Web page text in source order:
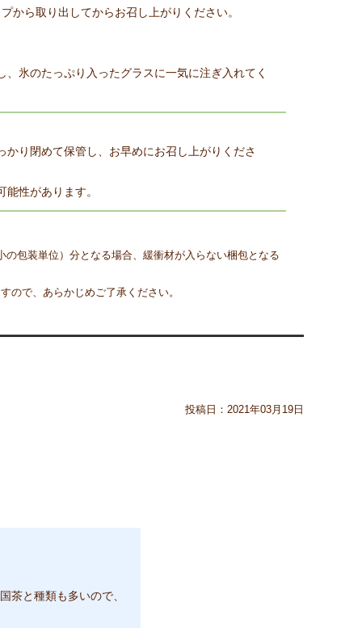
から取り出してからお召し上がりください。
氷のたっぷり入ったグラスに一気に注ぎ入れてく
り閉めて保管し、お早めにお召し上がりくださ
性があります。
包装単位）分となる場合、緩衝材が入らない梱包となる
ので、あらかじめご了承ください。
投稿日： 2021年03月19日
茶と種類も多いので、